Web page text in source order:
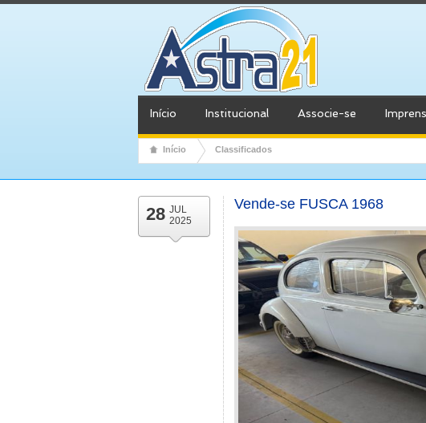
Início Institucional Associe-se
Início Classificados
28 JUL
2025
Vende-se FUSCA 1968